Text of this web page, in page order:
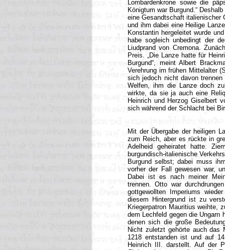
Lombardenkrone sowie die
Königtum war Burgund.“
eine Gesandtschaft italienischer
und ihm dabei eine Heilige
Konstantin hergeleitet wurde
habe sogleich unbedingt der
Liudprand von Cremona.
Preis. „Die Lanze hatte für
Burgund“, meint Albert
Verehrung im frühen Mittelalter
sich jedoch nicht davon
Welfen, ihm die Lanze doch
wirkte, da sie ja auch eine
Heinrich und Herzog Giselbert
sich während der Schlacht bei
Mit der Übergabe der heiligen
zum Reich, aber es rückte in
Adelheid geheiratet hatte.
burgundisch-italienische
Burgund selbst; dabei muss
vorher der Fall gewesen war,
Dabei ist es nach meiner
trennen. Otto war
gottgewollten Imperiums
diesem Hintergrund ist zu
Kriegerpatron Mauritius weihte,
dem Lechfeld gegen die Ungarn
denen sich die große
Nicht zuletzt gehörte auch das
1218 entstanden ist und auf
Heinrich III. darstellt. Auf der